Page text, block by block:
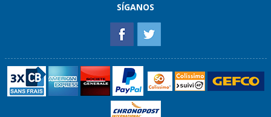
SÍGANOS